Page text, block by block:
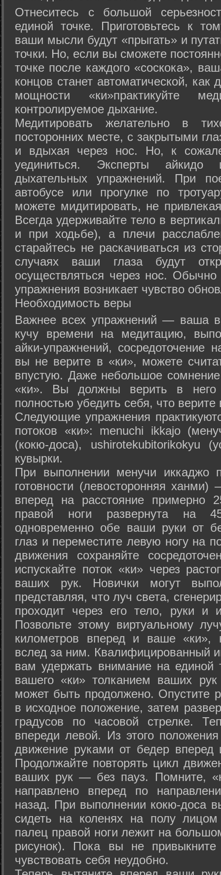
Отнеситесь с большой
единой точке. Приготовьтесь к
ваши мысли будут «прыгать» и
точки. Но, если вы сможете
точке после каждого «соскока»,
концов станет автоматической,
мощности «ки»практикуйте
контролируемое дыхание.
Медитировать желательно в
посторонних месте, с закрытыми
и вдыхая через нос. Но, к
уединиться. Эксперты айкидо
дыхательных упражнений. При
автобусе или прогулке по
можете мидитировать, не
Всегда удерживайте тело в
и при ходьбе), а плечи
старайтесь не раскачиваться из
случаях ваши глаза будут
осуществляться через нос. Обычно
упражнения возникает чувство
Необходимость веры
Важнее всех упражнений — ваша
кучу времени на медитацию,
айки-упражнений, сосредоточение
вы не верите в «ки», можете
впустую. Даже небольшое сомнение
«ки». Вы должны верить в
полностью убедить себя, что верите
Следующие упражнения
потоков «ки»: menuchi ikkajo
(кокю-доса), ushiro­tekubitori­kokyu
кувырки.
При выполнении менучи иккаджо
готовности (левосторонняя
вперед на расстояние примерно
правой ноги развернута на
одновременно обе ваши руки от
глаз и переместите левую ногу на
движения сохраняйте
испускайте поток «ки» через
ваших рук. Новички могут
представляя, что луч света,
проходит через его тело, руки и
Позвольте этому виртуальному
километров вперед и ваше «ки»,
вслед за ним. Квалифицированный
вам удержать внимание на единой
вашего «ки» толканием ваших
может быть продолжено. Опустите
в исходное положение, затем
градусов по часовой стрелке.
впереди левой. Из этого
движение руками от бедер вперед
Продолжайте повторять цикл
ваших рук — без пауз. Помните,
направлено вперед по
назад. При выполнении кокю-доса
сидеть на коленях на полу
палец правой ноги лежит на
рисунок). Пока вы не
чувствовать себя неудобно.